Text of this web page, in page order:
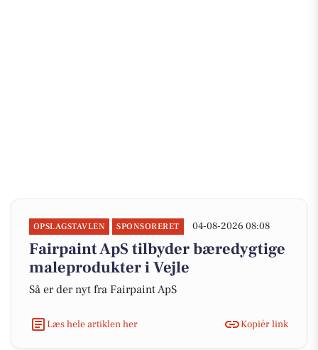
OPSLAGSTAVLEN SPONSORERET 04-08-2026 08:08
Fairpaint ApS tilbyder bæredygtige
maleprodukter i Vejle
Så er der nyt fra Fairpaint ApS
Læs hele artiklen her Kopiér link